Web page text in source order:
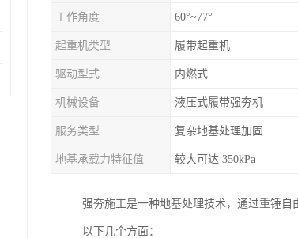
工作角度 60°~77°
起重机类型 履带起重机
驱动型式 内燃式
机械设备 液压式履带强夯机
服务类型 复杂地基处理加固
地基承载力特征值 较大可达 350kPa
强夯施工是一种地基处理技术，通过重锤
以下几个方面：